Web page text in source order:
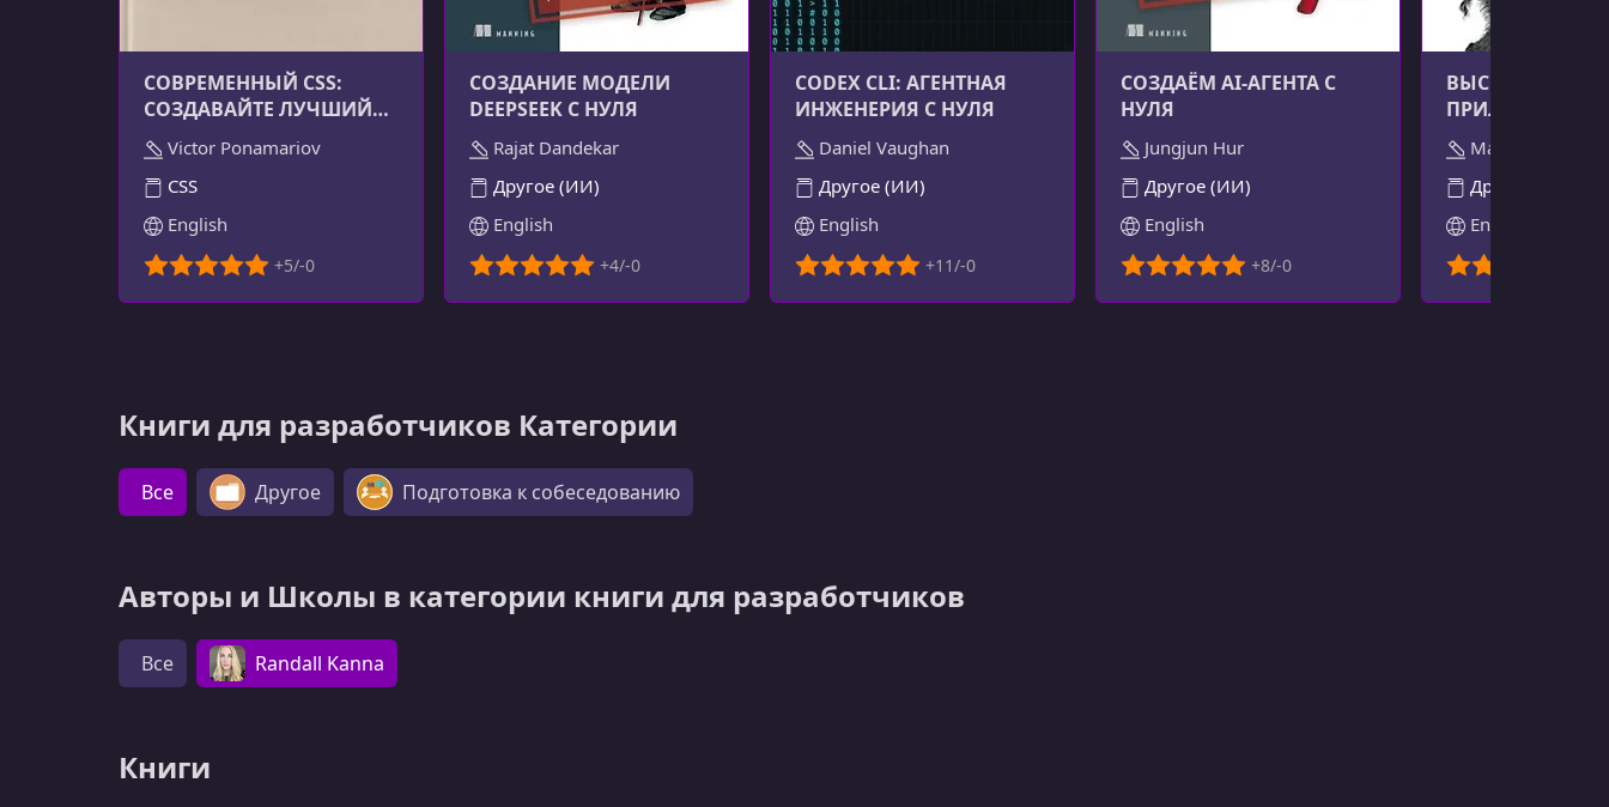
СОВРЕМЕННЫЙ CSS:
СОЗДАВАЙТЕ ЛУЧШИЙ
ПОЛЬЗОВАТЕЛЬСКИЙ
ОПЫТ
Victor Ponamariov
CSS
English
СОЗДАНИЕ МОДЕЛИ
DEEPSEEK С НУЛЯ
Rajat Dandekar
Другое (ИИ)
English
CODEX CLI: АГЕНТНАЯ
ИНЖЕНЕРИЯ С НУЛЯ
Daniel Vaughan
Другое (ИИ)
English
СОЗДАЁМ AI-АГЕНТА С
НУЛЯ
Jungjun Hur
Другое (ИИ)
English
ПРИЛОЖЕНИЯ,
ИЗДАНИЕ
Martin
Другое
English
Книги для разработчиков Категории
Все Другое Подготовка к собеседованию
Авторы и Школы в категории книги для разработчиков
Все Randall Kanna
Книги